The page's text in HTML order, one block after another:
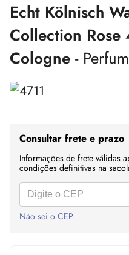
Echt Kölnisch
Collection Rose
Cologne -
Consultar frete e prazo
Informações de frete válidas
condições definitivas na
Não sei o CEP